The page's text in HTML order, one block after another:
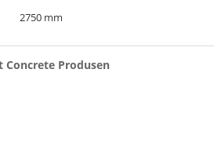
2750 mm
Concrete Produsen